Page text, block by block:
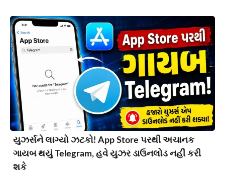
યુઝર્સને લાગ્યો ઝટકો! App Store પરથી અચાનક
ગાયબ થયું Telegram, હવે યુઝર ડાઉનલોડ નહીં કરી
શકે